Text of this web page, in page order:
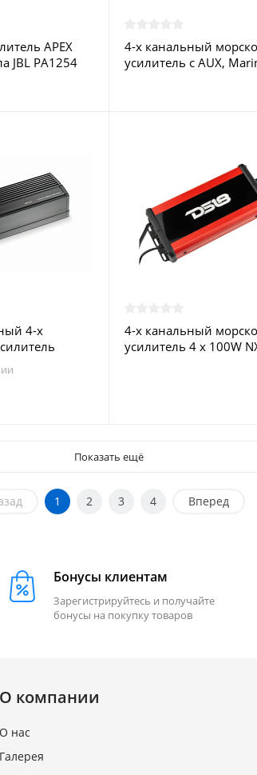
APEX
JBL PA1254
4-х канальный
усилитель с AUX,
4-х
4.320
4-х канальный
усилитель 4 x 100W
Показать ещё
1 2 3 4 Вперед
Бонусы клиентам
Зарегистрируйтесь и получайте
бонусы на покупку товаров
О компании
О нас
Галерея